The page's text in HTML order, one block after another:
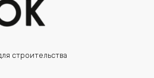
строительства